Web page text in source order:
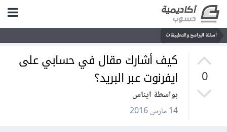
أسئلة البرامج والتطبيقات
0
كيف أشارك مقال في حسابي على
ايفرنوت عبر البريد؟
بواسطة ايناس
14 مارس 2016